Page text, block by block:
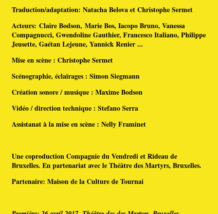
Traduction/adaptation: Natacha Belova et Christophe Sermet
Acteurs: Claire Bodson, Marie Bos, Iacopo Bruno, Vanessa
Compagnucci, Gwendoline Gauthier, Francesco Italiano, Philippe
Jeusette, Gaétan Lejeune, Yannick Renier ...
Mise en scène : Christophe Sermet
Scénographie, éclairages : Simon Siegmann
Création sonore / musique : Maxime Bodson
Vidéo / direction technique : Stefano Serra
Assistanat à la mise en scène : Nelly Framinet
Une coproduction Compagnie du Vendredi et Rideau de
Bruxelles. En partenariat avec le Théâtre des Martyrs, Bruxelles.
Partenaire: Maison de la Culture de Tournai